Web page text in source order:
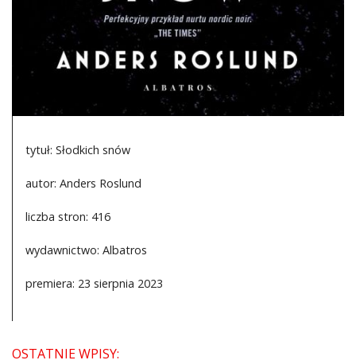
tytuł: Słodkich snów
autor: Anders Roslund
liczba stron: 416
wydawnictwo: Albatros
premiera: 23 sierpnia 2023
OSTATNIE WPISY: